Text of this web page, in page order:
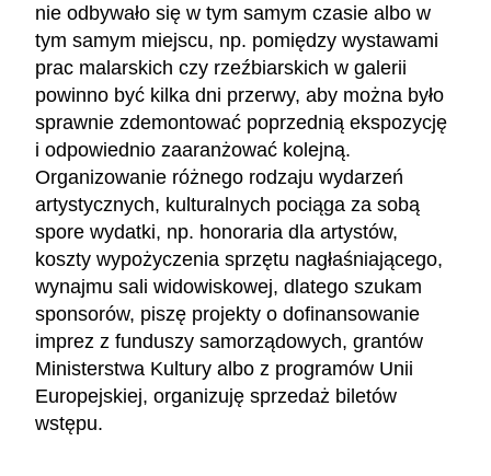
nie odbywało się w tym samym czasie albo w
tym samym miejscu, np. pomiędzy wystawami
prac malarskich czy rzeźbiarskich w galerii
powinno być kilka dni przerwy, aby można było
sprawnie zdemontować poprzednią ekspozycję
i odpowiednio zaaranżować kolejną.
Organizowanie różnego rodzaju wydarzeń
artystycznych, kulturalnych pociąga za sobą
spore wydatki, np. honoraria dla artystów,
koszty wypożyczenia sprzętu nagłaśniającego,
wynajmu sali widowiskowej, dlatego szukam
sponsorów, piszę projekty o dofinansowanie
imprez z funduszy samorządowych, grantów
Ministerstwa Kultury albo z programów Unii
Europejskiej, organizuję sprzedaż biletów
wstępu.